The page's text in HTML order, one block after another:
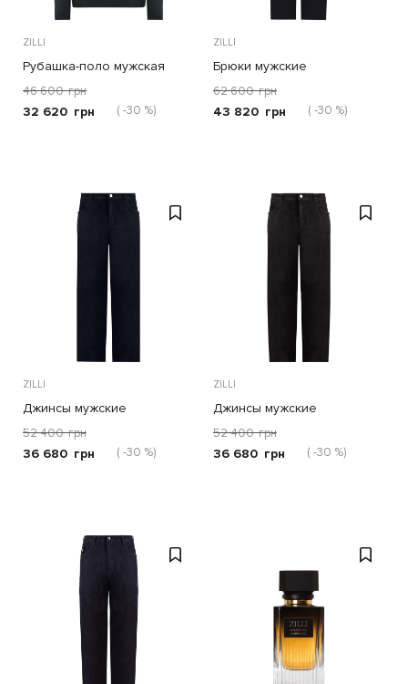
ZILLI
Рубашка-поло мужская
46 600 грн
32 620 грн ( -30 %)
ZILLI
Брюки мужские
62 600 грн
43 820 грн ( -30 %)
ZILLI
Джинсы мужские
52 400 грн
36 680 грн ( -30 %)
ZILLI
Джинсы мужские
52 400 грн
36 680 грн ( -30 %)